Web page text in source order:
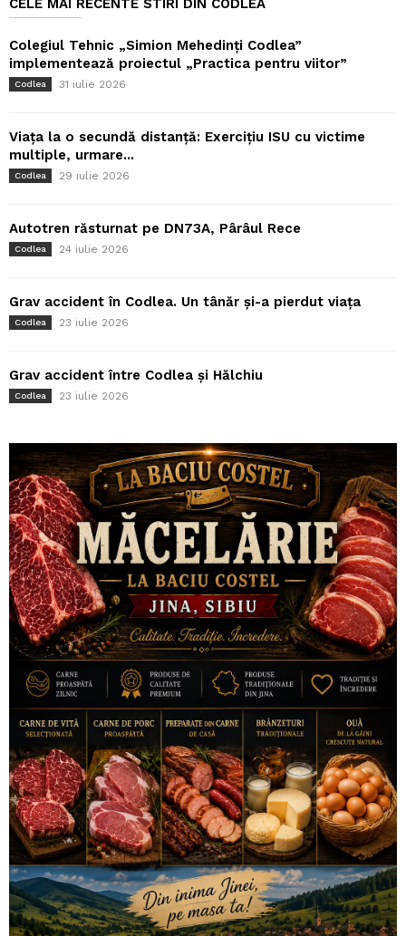
CELE MAI RECENTE STIRI DIN CODLEA
Colegiul Tehnic „Simion Mehedinți Codlea”
implementează proiectul „Practica pentru viitor”
Codlea 31 iulie 2026
Viața la o secundă distanță: Exercițiu ISU cu victime
multiple, urmare...
Codlea 29 iulie 2026
Autotren răsturnat pe DN73A, Pârâul Rece
Codlea 24 iulie 2026
Grav accident în Codlea. Un tânăr și-a pierdut viața
Codlea 23 iulie 2026
Grav accident între Codlea și Hălchiu
Codlea 23 iulie 2026